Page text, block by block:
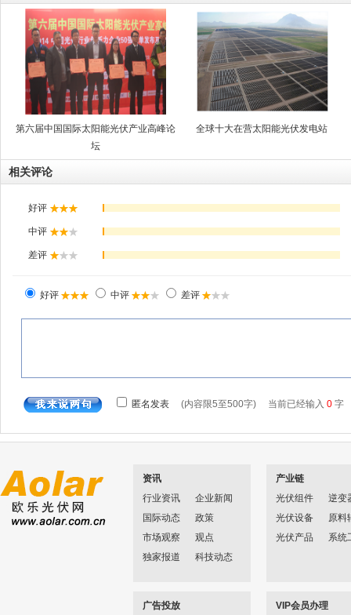
第六届中国国际太阳能光伏产业高峰论
坛
全球十大在营太阳能光伏发电站
相关评论
资讯
行业资讯
企业新闻
国际动态
政策
市场观察
观点
独家报道
科技动态
产业链
光伏组件
逆变
光伏设备
原料
光伏产品
系统
广告投放
VIP会员办理